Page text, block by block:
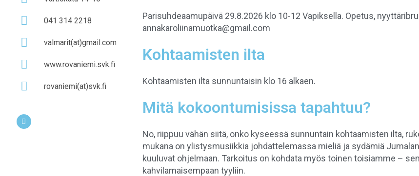
041 314 2218
valmarit(at)gmail.com
www.rovaniemi.svk.fi
rovaniemi(at)svk.fi
Parisuhdeaamupäivä 29.8.2026 klo 10-12 Vapiksella. Opetus,
annakaroliinamuotka@gmail.com
Kohtaamisten ilta
Kohtaamisten ilta sunnuntaisin klo 16 alkaen.
Mitä kokoontumisissa tapahtuu?
No, riippuu vähän siitä, onko kyseessä sunnuntain kohtaamisten ilta,
mukana on ylistysmusiikkia johdattelemassa mieliä ja sydämiä
kuuluvat ohjelmaan. Tarkoitus on kohdata myös toinen toisiamme –
kahvilamaisempaan tyyliin.